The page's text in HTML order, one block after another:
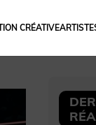
CRÉATIVE